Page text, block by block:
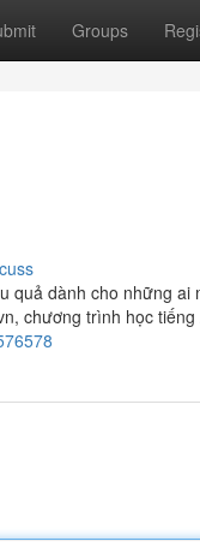
Groups
quả dành cho những
chương trình học